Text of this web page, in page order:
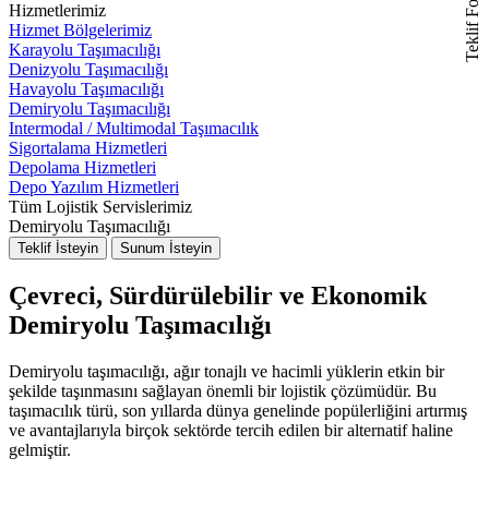
Hizmetlerimiz
Hizmet Bölgelerimiz
Karayolu Taşımacılığı
Denizyolu Taşımacılığı
Havayolu Taşımacılığı
Demiryolu Taşımacılığı
Intermodal / Multimodal Taşımacılık
Sigortalama Hizmetleri
Depolama Hizmetleri
Depo Yazılım Hizmetleri
Tüm Lojistik Servislerimiz
Demiryolu Taşımacılığı
Teklif İsteyin Sunum İsteyin
Çevreci, Sürdürülebilir ve Ekonomik
Demiryolu Taşımacılığı
Demiryolu taşımacılığı, ağır tonajlı ve hacimli yüklerin etkin bir
şekilde taşınmasını sağlayan önemli bir lojistik çözümüdür. Bu
taşımacılık türü, son yıllarda dünya genelinde popülerliğini artırmış
ve avantajlarıyla birçok sektörde tercih edilen bir alternatif haline
gelmiştir.